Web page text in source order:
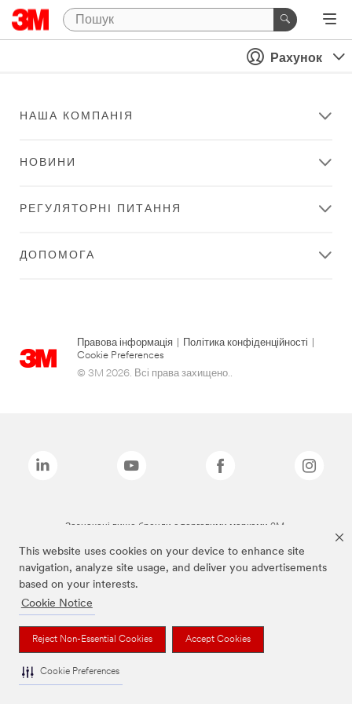
This website uses cookies on your device to enhance site
navigation, analyze site usage, and deliver you advertisements
based on your interests.
Cookie Notice
Reject Non-Essential Cookies Accept Cookies
Cookie Preferences
Рахунок
НАША КОМПАНІЯ
НОВИНИ
РЕГУЛЯТОРНІ ПИТАННЯ
ДОПОМОГА
Правова інформація Політика конфіденційності
Cookie Preferences
© 3M 2026. Всі права захищено..
Зазначені вище бренди є торговими марками 3M.